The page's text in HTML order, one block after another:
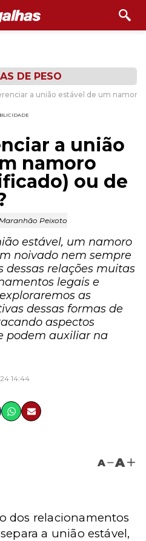
DE PESO
a união estável de um
a união
namoro
ou de
Peixoto
estável, um namoro
noivado nem sempre
dessas relações muitas
legais e
as
dessas formas de
aspectos
podem auxiliar na
14:44
A A
dos relacionamentos
a união estável,